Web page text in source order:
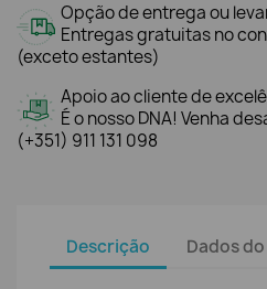
Opção de entrega ou
Entregas gratuitas no
(exceto estantes)
Apoio ao cliente de
É o nosso DNA! Venha
(+351) 911 131 098
Descrição Dados